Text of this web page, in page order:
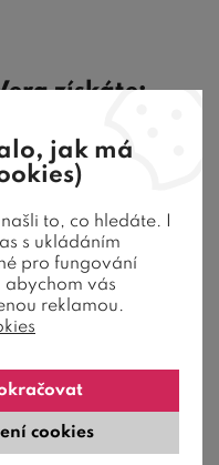
získáte:
s policí, šuplík,
části a dostatek
postele činí
zábrana proti
na pevnou
na dobré
v záložce
je 80 kg
kovovém žebříku.
jak má
to, co hledáte. I
s ukládáním
pro fungování
abychom vás
reklamou.
cookies